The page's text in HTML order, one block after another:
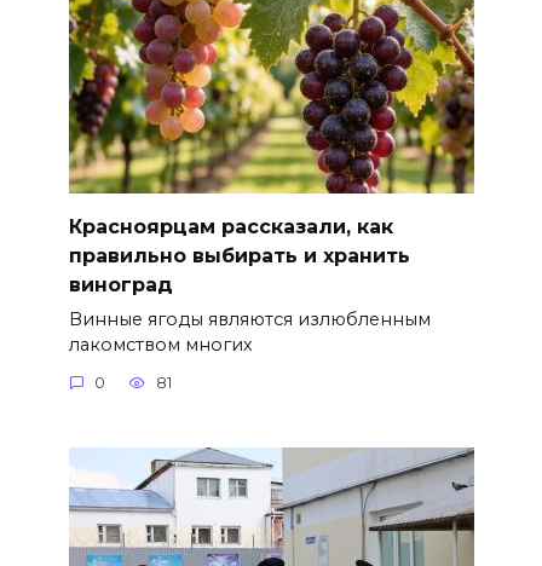
Красноярцам рассказали, как
правильно выбирать и хранить
виноград
Винные ягоды являются излюбленным
лакомством многих
0 81